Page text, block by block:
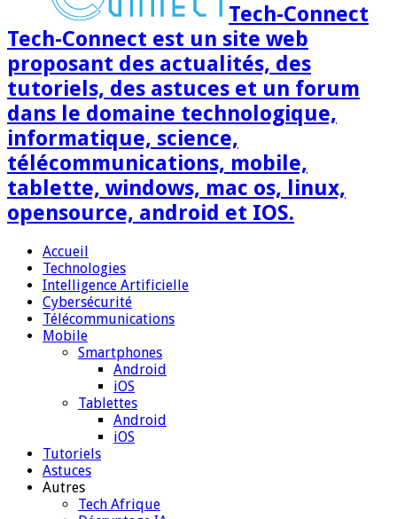
Tech-Connect
Tech-Connect est un site web
proposant des actualités, des
tutoriels, des astuces et un forum
dans le domaine technologique,
informatique, science,
télécommunications, mobile,
tablette, windows, mac os, linux,
opensource, android et IOS.
Accueil
Technologies
Intelligence Artificielle
Cybersécurité
Télécommunications
Mobile
Smartphones
Android
iOS
Tablettes
Android
iOS
Tutoriels
Astuces
Autres
Tech Afrique